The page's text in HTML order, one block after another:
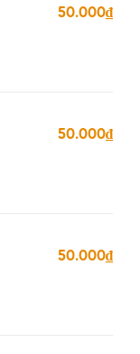
50.000₫
50.000₫
50.000₫